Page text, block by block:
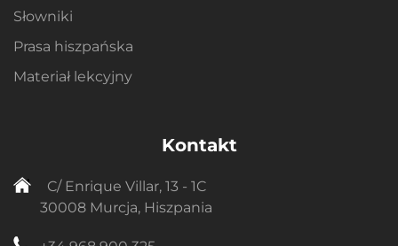
Słowniki
Prasa hiszpańska
Materiał lekcyjny
Kontakt
C/ Enrique Villar, 13 - 1C
30008 Murcja, Hiszpania